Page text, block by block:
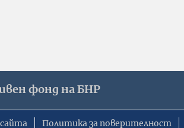
фонд на БНР
Политика за поверителност